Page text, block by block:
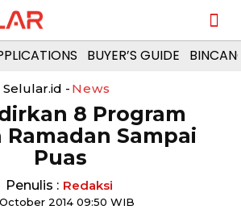
BUYER’S GUIDE
Selular.id - News
8 Program
Ramadan Sampai
Puas
Penulis : Redaksi
October 2014 09:50 WIB